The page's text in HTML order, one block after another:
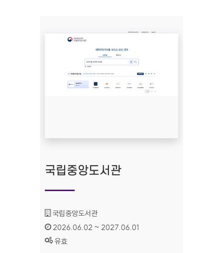
국립중앙도서관
기관명 :
국립중앙도서관
인증기간 :
2026.06.02 ~ 2027.06.01
상태 :
유효